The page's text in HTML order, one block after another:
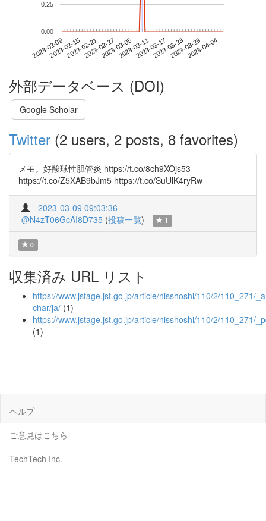
2023-02-092023-02-152023-02-212023-02-272023-03-052023-03-112023-03-172023-03-232023-03-292023-04-04
0.00
0.25
外部データベース (DOI)
Google Scholar
Twitter (2 users, 2 posts, 8 favorites)
メモ。好酸球性胆管炎 https://t.co/8ch9XOjs53
https://t.co/Z5XAB9bJm5 https://t.co/SuUlK4ryRw
2023-03-09 09:03:36
@N4zT06GcAI8D735 (投稿一覧) 1
0
収集済み URL リスト
https://www.jstage.jst.go.jp/article/nisshoshi/110/2/110_271/
char/ja/ (1)
https://www.jstage.jst.go.jp/article/nisshoshi/110/2/110_271/
(1)
ヘルプ
ご意見はこちら
TechTech Inc.